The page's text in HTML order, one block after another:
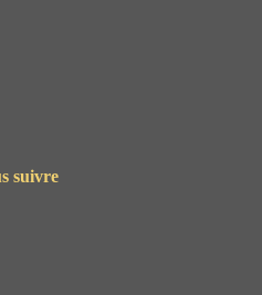
suivre